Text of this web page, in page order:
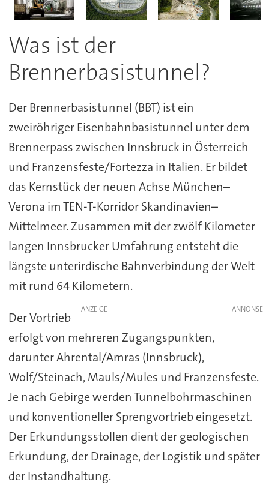
Was ist der
Brennerbasistunnel?
Der Brennerbasistunnel (BBT) ist ein
zweiröhriger Eisenbahnbasistunnel unter dem
Brennerpass zwischen Innsbruck in Österreich
und Franzensfeste/Fortezza in Italien. Er bildet
das Kernstück der neuen Achse München–
Verona im TEN-T-Korridor Skandinavien–
Mittelmeer. Zusammen mit der zwölf Kilometer
langen Innsbrucker Umfahrung entsteht die
längste unterirdische Bahnverbindung der Welt
mit rund 64 Kilometern.
ANZEIGE
Der Vortrieb
erfolgt von mehreren Zugangspunkten,
darunter Ahrental/Amras (Innsbruck),
Wolf/Steinach, Mauls/Mules und Franzensfeste.
Je nach Gebirge werden Tunnelbohrmaschinen
und konventioneller Sprengvortrieb eingesetzt.
Der Erkundungsstollen dient der geologischen
Erkundung, der Drainage, der Logistik und später
der Instandhaltung.